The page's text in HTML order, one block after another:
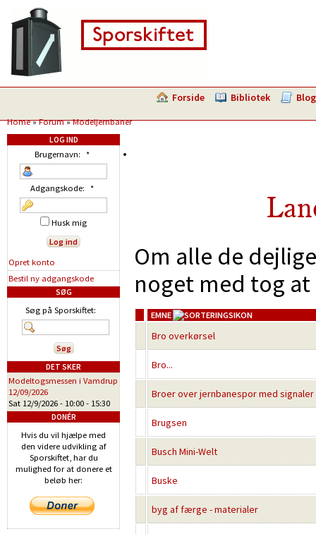
Forside Bibliotek Blog
Home»Forum»Modeljernbaner
Om alle de
noget med tog at
EMNE
Bro overkørsel
Bro...
Broer over jernbanespor med signaler
Brugsen
Busch Mini-Welt
Buske
byg af færge - materialer
LOG IND
Brugernavn: *
Adgangskode: *
Husk mig
Opret konto
Bestil ny adgangskode
SØG
Søg på Sporskiftet:
DET SKER
Modeltogsmessen i Vamdrup
12/09/2026
Sat 12/9/2026 - 10:00 - 15:30
DONÉR
Hvis du vil hjælpe med
den videre udvikling af
Sporskiftet, har du
mulighed for at donere et
beløb her: